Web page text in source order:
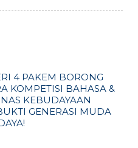
4 PAKEM BORONG
KOMPETISI BAHASA &
KEBUDAYAAN
GENERASI MUDA